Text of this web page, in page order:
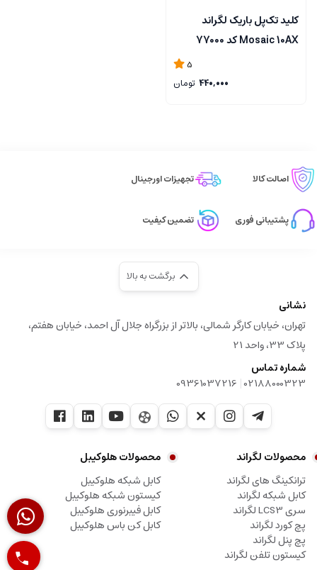
کلید تک‌پل باریک لگراند
Mosaic 10AX کد 77000
5
440,000 تومان
اصالت کالا تجهیزات اورجینال
پشتیبانی فوری تضمین کیفیت
برگشت به بالا
نشانی
تهران، خیابان کارگر شمالی، بالاتر از بزرگراه جلال آل احمد، خیابان هفتم،
پلاک 33، واحد 21
شماره تماس
02188000323
|
09361037216
محصولات لگراند
ترانکینگ های لگراند
کابل شبکه لگراند
سری LCS3 لگراند
پچ کورد لگراند
پچ پنل لگراند
کیستون تلفن لگراند
محصولات هلوکیبل
کابل شبکه هلوکیبل
کیستون شبکه هلوکیبل
کابل فیبرنوری هلوکیبل
کابل کن باس هلوکیبل